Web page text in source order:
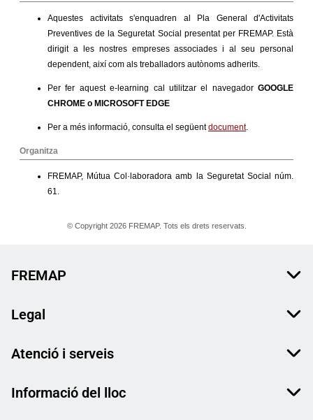
FREMAP
Legal
Atenció i serveis
Informació del lloc